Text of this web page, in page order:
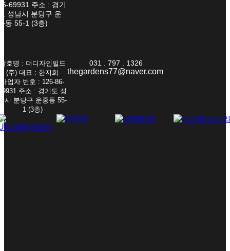
69931 주소 : 경기
성남시 분당구 운
동 55-1 (3층)
호명 : 더디자인빌드
(주) 대표 : 한지희
사업자 번호 : 126-86-
주소 : 경기도 성
시 분당구 운중동 55-
1 (3층)
031 . 797 . 1326
thegardens77@naver.com